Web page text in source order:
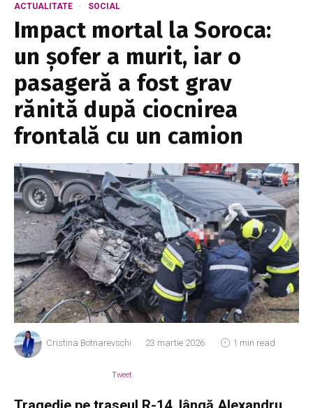
ACTUALITATE SOCIAL
Impact mortal la Soroca:
un șofer a murit, iar o
pasageră a fost grav
rănită după ciocnirea
frontală cu un camion
Cristina Botnarevschi 23 martie 2026 1 min read
Tweet